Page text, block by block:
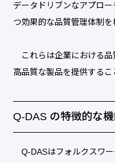
データドリブンなアプロ
つ効果的な品質管理体制を
これらは企業における品
高品質な製品を提供するこ
Q-DAS の特徴的な
Q-DASはフォルクスワ